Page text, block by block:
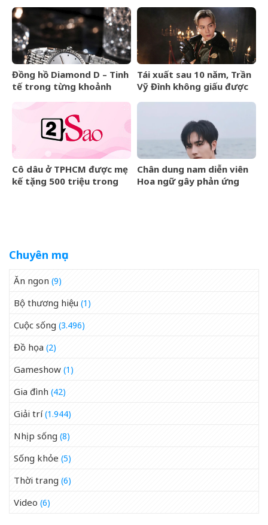
Đồng hồ Diamond D – Tinh
tế trong từng khoảnh
Tái xuất sau 10 năm, Trần
Vỹ Đình không giấu được
Cô dâu ở TPHCM được mẹ
kế tặng 500 triệu trong
Chân dung nam diễn viên
Hoa ngữ gây phản ứng
Chuyên mục
Ăn ngon (9)
Bộ thương hiệu (1)
Cuộc sống (3.496)
Đồ họa (2)
Gameshow (1)
Gia đình (42)
Giải trí(1.944)
Nhịp sống (8)
Sống khỏe (5)
Thời trang (6)
Video (6)